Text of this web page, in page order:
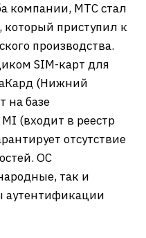
компании, МТС стал
который приступил к
производства.
SIM-карт для
(Нижний
на базе
(входит в реестр
отсутствие
ОС
так и
аутентификации